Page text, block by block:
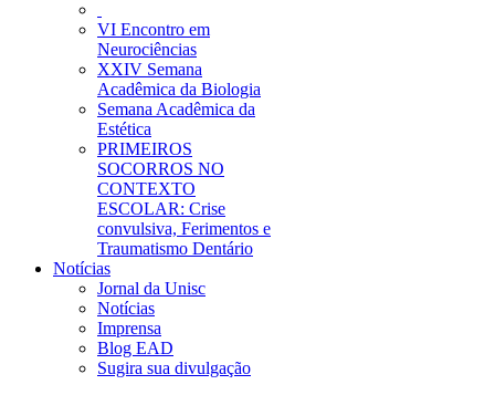
VI Encontro em
Neurociências
XXIV Semana
Acadêmica da Biologia
Semana Acadêmica da
Estética
PRIMEIROS
SOCORROS NO
CONTEXTO
ESCOLAR: Crise
convulsiva, Ferimentos e
Traumatismo Dentário
Notícias
Jornal da Unisc
Notícias
Imprensa
Blog EAD
Sugira sua divulgação